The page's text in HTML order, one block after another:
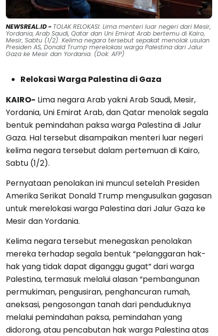
NEWSREAL.ID - TOLAK RELOKASI: Lima menteri luar negeri dari Mesir,
Yordania, Arab Saudi, Qatar dan Uni Emirat Arab bertemu di Kairo,
Mesir, Sabtu (1/2). Kelima negara tersebut sepakat menolak usulan
Presiden AS, Donald Trump merelokasi warga Palestina dari Jalur
Gaza ke Mesir dan Yordania. (Dok: AFP)
Relokasi Warga Palestina di Gaza
KAIRO- Lima negara Arab yakni Arab Saudi, Mesir,
Yordania, Uni Emirat Arab, dan Qatar menolak segala
bentuk pemindahan paksa warga Palestina di Jalur
Gaza. Hal tersebut disampaikan menteri luar negeri
kelima negara tersebut dalam pertemuan di Kairo,
Sabtu (1/2).
Pernyataan penolakan ini muncul setelah Presiden
Amerika Serikat Donald Trump mengusulkan gagasan
untuk merelokasi warga Palestina dari Jalur Gaza ke
Mesir dan Yordania.
Kelima negara tersebut menegaskan penolakan
mereka terhadap segala bentuk “pelanggaran hak-
hak yang tidak dapat diganggu gugat” dari warga
Palestina, termasuk melalui alasan “pembangunan
permukiman, pengusiran, penghancuran rumah,
aneksasi, pengosongan tanah dari penduduknya
melalui pemindahan paksa, pemindahan yang
didorong, atau pencabutan hak warga Palestina atas